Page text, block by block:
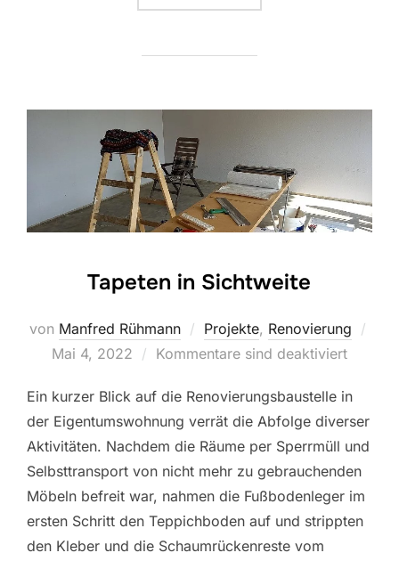
Tapeten in Sichtweite
von Manfred Rühmann Projekte, Renovierung
Mai 4, 2022 Kommentare sind deaktiviert
Ein kurzer Blick auf die Renovierungsbaustelle in
der Eigentumswohnung verrät die Abfolge diverser
Aktivitäten. Nachdem die Räume per Sperrmüll und
Selbsttransport von nicht mehr zu gebrauchenden
Möbeln befreit war, nahmen die Fußbodenleger im
ersten Schritt den Teppichboden auf und strippten
den Kleber und die Schaumrückenreste vom